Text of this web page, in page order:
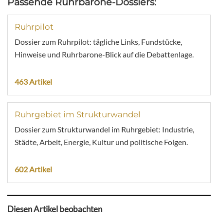
Ruhrpilot
Dossier zum Ruhrpilot: tägliche Links, Fundstücke,
Hinweise und Ruhrbarone-Blick auf die Debattenlage.
463 Artikel
Ruhrgebiet im Strukturwandel
Dossier zum Strukturwandel im Ruhrgebiet: Industrie,
Städte, Arbeit, Energie, Kultur und politische Folgen.
602 Artikel
Diesen Artikel beobachten